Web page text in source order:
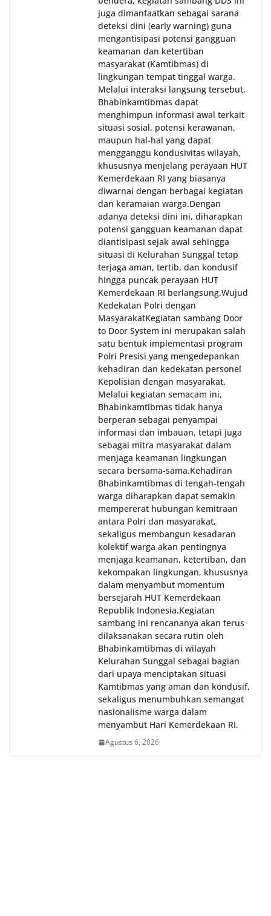
juga dimanfaatkan sebagai sarana
deteksi dini (early warning) guna
mengantisipasi potensi gangguan
keamanan dan ketertiban
masyarakat (Kamtibmas) di
lingkungan tempat tinggal warga.
Melalui interaksi langsung tersebut,
Bhabinkamtibmas dapat
menghimpun informasi awal terkait
situasi sosial, potensi kerawanan,
maupun hal-hal yang dapat
mengganggu kondusivitas wilayah,
khususnya menjelang perayaan HUT
Kemerdekaan RI yang biasanya
diwarnai dengan berbagai kegiatan
dan keramaian warga.‎‎Dengan
adanya deteksi dini ini, diharapkan
potensi gangguan keamanan dapat
diantisipasi sejak awal sehingga
situasi di Kelurahan Sunggal tetap
terjaga aman, tertib, dan kondusif
hingga puncak perayaan HUT
Kemerdekaan RI berlangsung.‎‎Wujud
Kedekatan Polri dengan
Masyarakat‎Kegiatan sambang Door
to Door System ini merupakan salah
satu bentuk implementasi program
Polri Presisi yang mengedepankan
kehadiran dan kedekatan personel
Kepolisian dengan masyarakat.
Melalui kegiatan semacam ini,
Bhabinkamtibmas tidak hanya
berperan sebagai penyampai
informasi dan imbauan, tetapi juga
sebagai mitra masyarakat dalam
menjaga keamanan lingkungan
secara bersama-sama.‎‎Kehadiran
Bhabinkamtibmas di tengah-tengah
warga diharapkan dapat semakin
mempererat hubungan kemitraan
antara Polri dan masyarakat,
sekaligus membangun kesadaran
kolektif warga akan pentingnya
menjaga keamanan, ketertiban, dan
kekompakan lingkungan, khususnya
dalam menyambut momentum
bersejarah HUT Kemerdekaan
Republik Indonesia.‎Kegiatan
sambang ini rencananya akan terus
dilaksanakan secara rutin oleh
Bhabinkamtibmas di wilayah
Kelurahan Sunggal sebagai bagian
dari upaya menciptakan situasi
Kamtibmas yang aman dan kondusif,
sekaligus menumbuhkan semangat
nasionalisme warga dalam
menyambut Hari Kemerdekaan RI.
Agustus 6, 2026